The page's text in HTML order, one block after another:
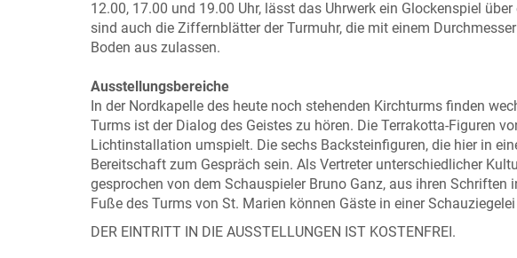
12.00, 17.00 und 19.00 Uhr, lässt das Uhrwerk ein Glockenspiel
sind auch die Ziffernblätter der Turmuhr, die mit einem
Boden aus zulassen.
Ausstellungsbereiche
In der Nordkapelle des heute noch stehenden Kirchturms finden
Turms ist der Dialog des Geistes zu hören. Die Terrakotta-Figuren
Lichtinstallation umspielt. Die sechs Backsteinfiguren, die hier in
Bereitschaft zum Gespräch sein. Als Vertreter unterschiedlicher
gesprochen von dem Schauspieler Bruno Ganz, aus ihren
Fuße des Turms von St. Marien können Gäste in einer
DER EINTRITT IN DIE AUSSTELLUNGEN IST KOSTENFREI.